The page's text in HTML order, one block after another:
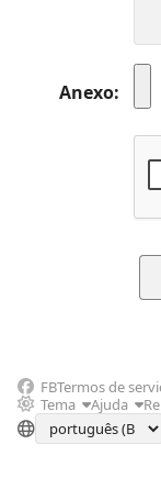
Anexo
FBTermos de
Tema
Ajuda